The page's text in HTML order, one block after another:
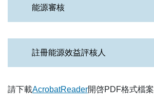
能源審核
註冊能源效益評核人
請下載AcrobatReader開啓PDF格式檔案